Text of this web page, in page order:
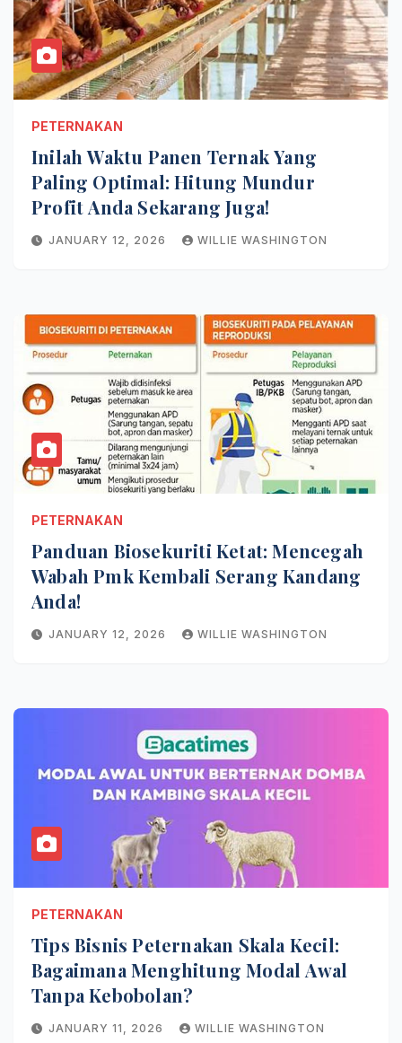
PETERNAKAN
Inilah Waktu Panen Ternak Yang
Paling Optimal: Hitung Mundur
Profit Anda Sekarang Juga!
JANUARY 12, 2026 WILLIE WASHINGTON
PETERNAKAN
Panduan Biosekuriti Ketat: Mencegah
Wabah Pmk Kembali Serang Kandang
Anda!
JANUARY 12, 2026 WILLIE WASHINGTON
PETERNAKAN
Tips Bisnis Peternakan Skala Kecil:
Bagaimana Menghitung Modal Awal
Tanpa Kebobolan?
JANUARY 11, 2026 WILLIE WASHINGTON